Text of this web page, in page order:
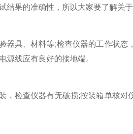
结果的准确性，所以大家要了解关
具、材料等;检查仪器的工作状态
源线应有良好的接地端。
检查仪器有无破损;按装箱单核对